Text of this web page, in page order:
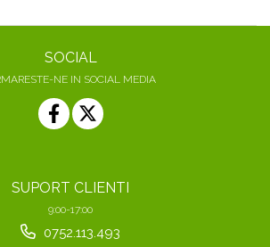
SOCIAL
NE IN SOCIAL MEDIA
SUPORT CLIENTI
9:00-17:00
0752.113.493